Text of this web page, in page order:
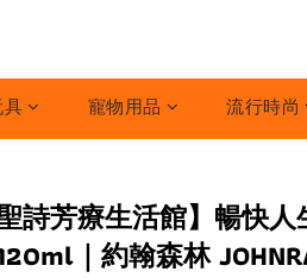
寵物用品 流行時尚
聖詩芳療生活館】暢快
｜約翰森林